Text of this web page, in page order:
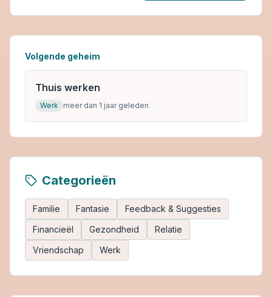
Volgende geheim
Thuis werken
Werk meer dan 1 jaar geleden
Categorieën
Familie Fantasie
Feedback & Suggesties
Financieël
Gezondheid
Relatie
Vriendschap
Werk